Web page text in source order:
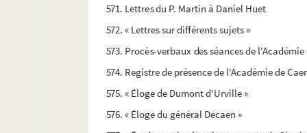
571. Lettres du P. Martin à Daniel Huet
572. « Lettres sur différents sujets »
573. Procès-verbaux des séances de
574. Registre de présence de l'Académie de
575. « Éloge de Dumont d'Urville »
576. « Éloge du général Decaen »